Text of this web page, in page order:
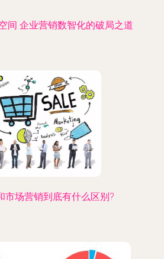
间 企业营销数智化的破局之道
市场营销到底有什么区别?